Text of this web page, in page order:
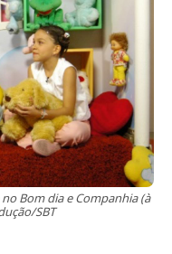
Bom dia e Companhia (à
SBT